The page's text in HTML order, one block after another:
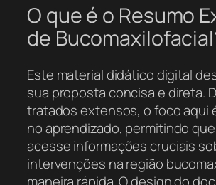
O que é o Resumo
de
Este material didático digital
sua proposta concisa e direta.
tratados extensos, o foco aqui
no aprendizado, permitindo
acesse informações cruciais
intervenções na região